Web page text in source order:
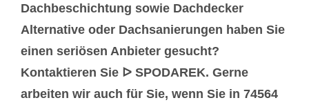
Dachbeschichtung sowie Dachdecker
Alternative oder Dachsanierungen haben Sie
einen seriösen Anbieter gesucht?
Kontaktieren Sie ᐅ SPODAREK. Gerne
arbeiten wir auch für Sie, wenn Sie in 74564